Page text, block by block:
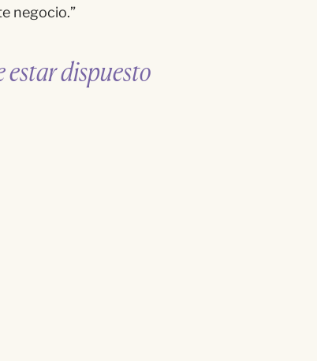
negocio.”
estar dispuesto